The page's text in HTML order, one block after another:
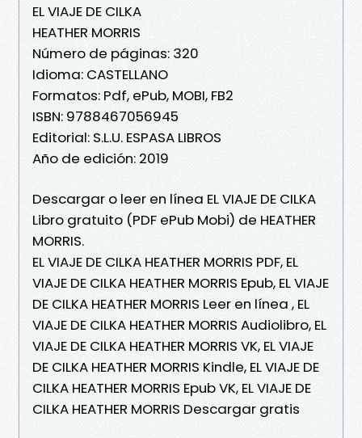
EL VIAJE DE CILKA
HEATHER MORRIS
Número de páginas: 320
Idioma: CASTELLANO
Formatos: Pdf, ePub, MOBI, FB2
ISBN: 9788467056945
Editorial: S.L.U. ESPASA LIBROS
Año de edición: 2019
Descargar o leer en línea EL VIAJE DE CILKA
Libro gratuito (PDF ePub Mobi) de HEATHER
MORRIS.
EL VIAJE DE CILKA HEATHER MORRIS PDF, EL
VIAJE DE CILKA HEATHER MORRIS Epub, EL VIAJE
DE CILKA HEATHER MORRIS Leer en línea , EL
VIAJE DE CILKA HEATHER MORRIS Audiolibro, EL
VIAJE DE CILKA HEATHER MORRIS VK, EL VIAJE
DE CILKA HEATHER MORRIS Kindle, EL VIAJE DE
CILKA HEATHER MORRIS Epub VK, EL VIAJE DE
CILKA HEATHER MORRIS Descargar gratis